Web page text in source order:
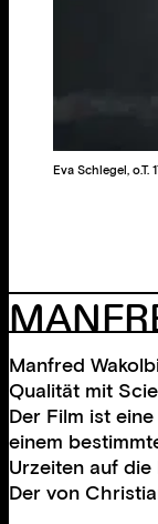
Eva Schlegel, o.T.
Manfred
Qualität mit
Der Film ist
einem
Urzeiten auf
Der von